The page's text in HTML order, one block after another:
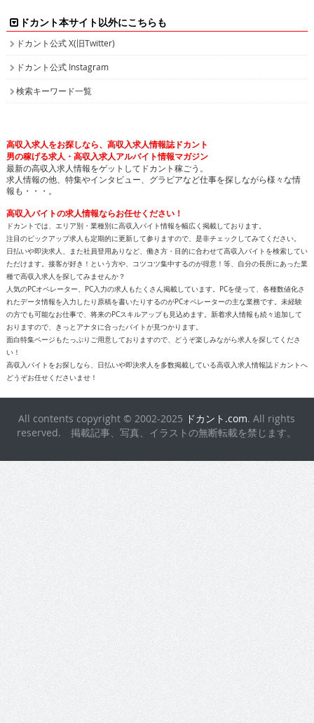
ドカント本サイト以外にこちらも
ドカント公式 X(旧Twitter)
ドカント公式 Instagram
検索キーワード一覧
高収入求人をお探しなら、高収入求人情報誌ドカント
男の稼げる求人・高収入求人アルバイト情報マガジン
最新の高収入求人情報をゲットしてドカント稼ごう。
求人情報の他、特集やインタビュー、グラビアなど仕事を探しながら様々な情
報も・・・。
高収入バイトの求人情報ならお任せください！
ドカントでは、エリア別・業種別に高収入バイト情報を幅広く掲載しております。
注目のピックアップ求人も定期的に更新して参りますので、是非チェックしてみてください。
日払いや即決求人、また社員登用ありなど、働き方・目的に合わせて高収入バイトを検索してい
ただけます。接客が好き！という方や、コツコツ集中するのが得意！等、自分の長所にあった業
種で高収入求人を探してみませんか？
人気のPCオペレーター、PC入力の求人もたくさん掲載しています。PCを使って、各種数値化さ
れたデータ情報を入力したり原稿を書いたりするのがPCオペレーターの主な業務です。未経験
の方でも可能なお仕事で、将来のPCスキルアップも見込めます。新着求人情報も続々追加して
おりますので、きっとアナタに合ったバイトが見つかります。
面白特集ページもたっぷりご用意しておりますので、どうぞ楽しみながら求人を探してくださ
い！
高収入バイトをお探しなら、日払いや即決求人を多数掲載している高収入求人情報誌ドカントへ
どうぞお任せくださいませ！
All contents copyright © 2002-2025 ドカント.com. All rights
reserved. 掲載記事、写真、イラストの無断転載を禁じます。